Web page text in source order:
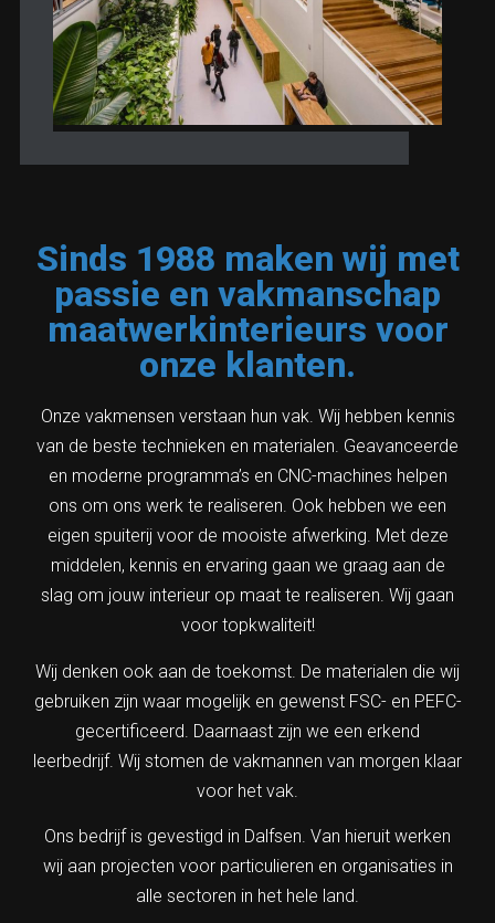
Sinds 1988 maken wij met
passie en vakmanschap
maatwerkinterieurs voor
onze klanten.
Onze vakmensen verstaan hun vak. Wij hebben kennis
van de beste technieken en materialen. Geavanceerde
en moderne programma’s en CNC-machines helpen
ons om ons werk te realiseren. Ook hebben we een
eigen spuiterij voor de mooiste afwerking. Met deze
middelen, kennis en ervaring gaan we graag aan de
slag om jouw interieur op maat te realiseren. Wij gaan
voor topkwaliteit!
Wij denken ook aan de toekomst. De materialen die wij
gebruiken zijn waar mogelijk en gewenst FSC- en PEFC-
gecertificeerd. Daarnaast zijn we een erkend
leerbedrijf. Wij stomen de vakmannen van morgen klaar
voor het vak.
Ons bedrijf is gevestigd in Dalfsen. Van hieruit werken
wij aan projecten voor particulieren en organisaties in
alle sectoren in het hele land.